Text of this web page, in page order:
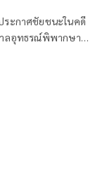
ะกาศชัยชนะในคดี
าลอุทธรณ์พิพากษา